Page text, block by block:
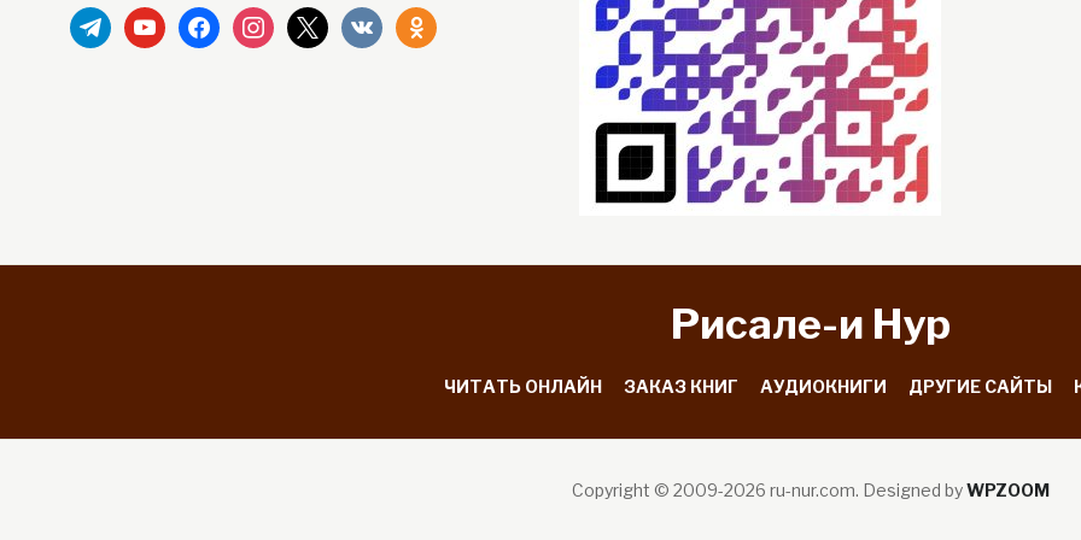
telegramyoutubefacebookinstagram
x vkontakteodnoklassniki
Рисале-и Hyp
ЧИТАТЬ ОНЛАЙН ЗАКАЗ КНИГ АУДИОКНИГИ ДРУГИЕ САЙТЫ
Copyright © 2009-2026 ru-nur.com. Designed byWPZOOM